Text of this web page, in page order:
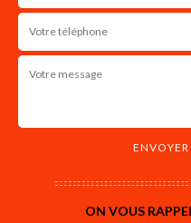
ON VOUS